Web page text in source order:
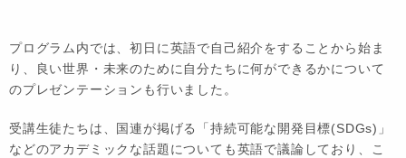
プログラム内では、初日に英語で自己紹介をすることから始ま
り、良い世界・未来のために自分たちに何ができるかについて
のプレゼンテーションも行いました。
受講生徒たちは、国連が掲げる「持続可能な開発目標(SDGs)」
などのアカデミックな話題についても英語で議論しており、こ